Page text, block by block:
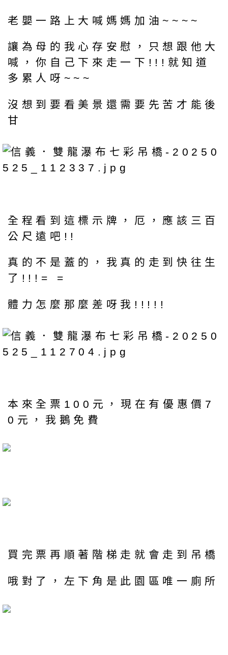
老嬰一路上大喊媽媽加油~~~~
讓為母的我心存安慰，只想跟他大
喊，你自己下來走一下!!!就知道
多累人呀~~~
沒想到要看美景還需要先苦才能後
甘
全程看到這標示牌，厄，應該三百
公尺遠吧!!
真的不是蓋的，我真的走到快往生
了!!!= =
體力怎麼那麼差呀我!!!!!
本來全票100元，現在有優惠價7
0元，我鵝免費
買完票再順著階梯走就會走到吊橋
哦對了，左下角是此園區唯一廁所